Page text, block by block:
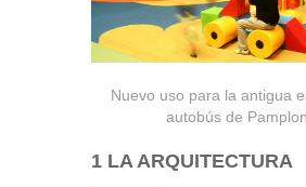
Nuevo uso para la antigua
autobús de
1 LA ARQUITECTURA